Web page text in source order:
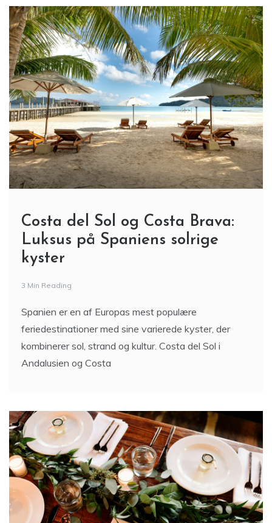
Costa del Sol og Costa Brava:
Luksus på Spaniens solrige
kyster
3 Min Reading
Spanien er en af Europas mest populære
feriedestinationer med sine varierede kyster, der
kombinerer sol, strand og kultur. Costa del Sol i
Andalusien og Costa